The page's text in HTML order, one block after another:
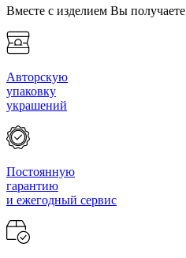
Вместе с изделием Вы получаете
Авторскую
упаковку
украшений
Постоянную
гарантию
и ежегодный сервис